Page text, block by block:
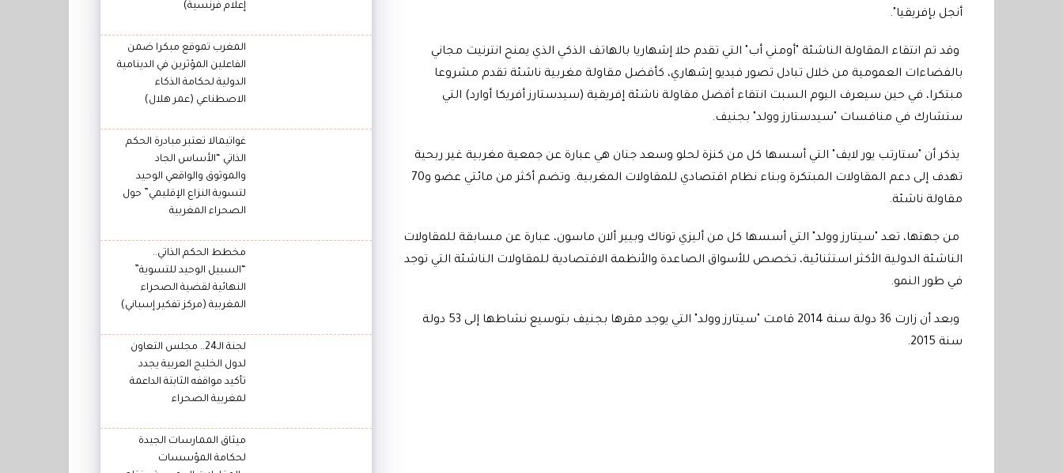
أنجل بإفريقيا".
وقد تم انتقاء المقاولة الناشئة "أومني أب" التي تقدم حلا إشهاريا بالهاتف الذكي الذي يمنح انترنيت مجاني
بالفضاءات العمومية من خلال تبادل تصور فيديو إشهاري، كأفضل مقاولة مغربية ناشئة تقدم مشروعا
مبتكرا، في حين سيعرف اليوم السبت انتقاء أفضل مقاولة ناشئة إفريقية (سيدستارز أفريكا أوارد) التي
ستشارك في منافسات "سيدستارز وولد" بجنيف.
يذكر أن "ستارتب يور لايف" التي أسسها كل من كنزة لحلو وسعد جنان هي عبارة عن جمعية مغربية غير ربحية
تهدف إلى دعم المقاولات المبتكرة وبناء نظام اقتصادي للمقاولات المغربية. وتضم أكثر من مائتي عضو و70
مقاولة ناشئة.
من جهتها، تعد "سيتارز وولد" التي أسسها كل من أليزي توناك وبيير ألان ماسون، عبارة عن مسابقة للمقاولات
الناشئة الدولية الأكثر استثنائية، تخصص للأسواق الصاعدة والأنظمة الاقتصادية للمقاولات الناشئة التي توجد
في طور النمو.
وبعد أن زارت 36 دولة سنة 2014 قامت "سيتارز وولد" التي يوجد مقرها بجنيف بتوسيع نشاطها إلى 53 دولة
سنة 2015.
إعلام فرنسية)
المغرب تموقع مبكرا ضمن
الفاعلين المؤثرين في الدينامية
الدولية لحكامة الذكاء
الاصطناعي (عمر هلال)
غواتيمالا تعتبر مبادرة الحكم
الذاتي “الأساس الجاد
والموثوق والواقعي الوحيد
لتسوية النزاع الإقليمي” حول
الصحراء المغربية
مخطط الحكم الذاتي..
“السبيل الوحيد للتسوية”
النهائية لقضية الصحراء
المغربية (مركز تفكير إسباني)
لجنة الـ24.. مجلس التعاون
لدول الخليج العربية يجدد
تأكيد مواقفه الثابتة الداعمة
لمغربية الصحراء
ميثاق الممارسات الجيدة
لحكامة المؤسسات